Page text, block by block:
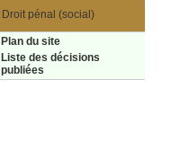
Droit pénal (social)
Plan du site
Liste des décisions
publiées